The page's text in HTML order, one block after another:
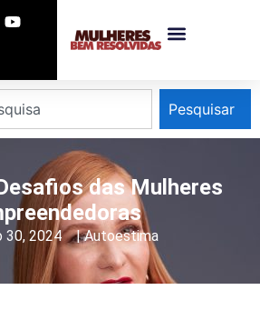
Pesquisar
das Mulheres
30, 2024 |Autoestima